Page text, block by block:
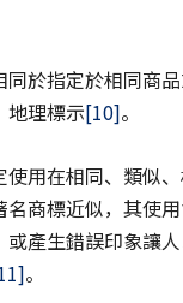
同於指定於相同商
地理標示[10]。
使用在相同、類似
商標近似，其使
產生錯誤印象讓
。